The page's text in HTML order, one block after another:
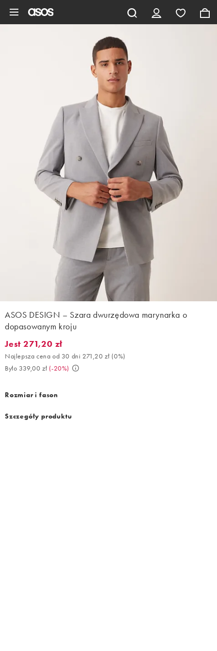
ASOS DESIGN – Szara dwurzędowa marynarka o
dopasowanym kroju
Jest 271,20 zł. Najlepsza cena od 30 dni 271,20 zł (0%). Było
Jest 271,20 zł
Najlepsza cena od 30 dni 271,20 zł (0%)
Było 339,00 zł (-20%)
Rozmiar i fason
Szczegóły produktu